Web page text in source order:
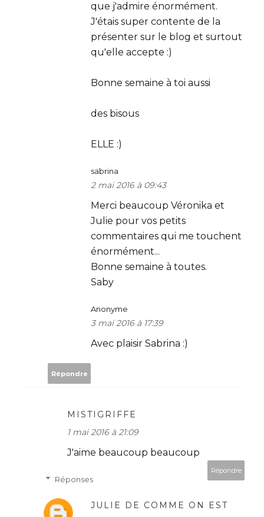
que j'admire énormément.
J'étais super contente de la
présenter sur le blog et surtout
qu'elle accepte :)
Bonne semaine à toi aussi
des bisous
ELLE :)
sabrina
2 mai 2016 à 09:43
Merci beaucoup Véronika et
Julie pour vos petits
commentaires qui me touchent
énormément...
Bonne semaine à toutes.
Saby
Anonyme
3 mai 2016 à 17:39
Avec plaisir Sabrina :)
Répondre
MISTIGRIFFE
1 mai 2016 à 21:09
J'aime beaucoup beaucoup
Répondre
Réponses
JULIE DE COMME ON EST